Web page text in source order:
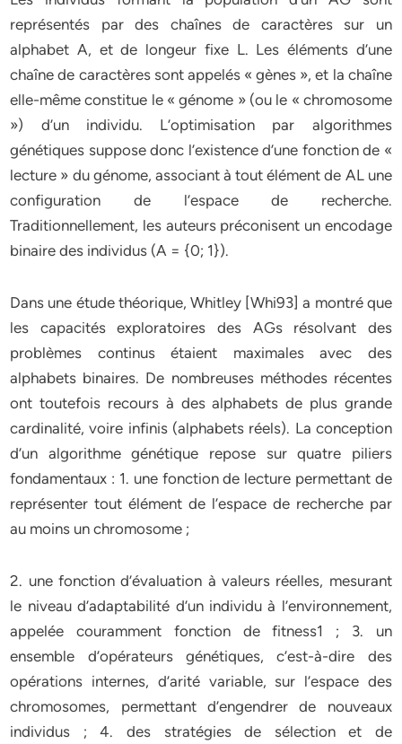
représentés par des chaînes de caractères sur un
alphabet A, et de longeur fixe L. Les éléments d’une
chaîne de caractères sont appelés « gènes », et la chaîne
elle-même constitue le « génome » (ou le « chromosome
») d’un individu. L’optimisation par algorithmes
génétiques suppose donc l’existence d’une fonction de «
lecture » du génome, associant à tout élément de AL une
configuration de l’espace de recherche.
Traditionnellement, les auteurs préconisent un encodage
binaire des individus (A = {0; 1}).
Dans une étude théorique, Whitley [Whi93] a montré que
les capacités exploratoires des AGs résolvant des
problèmes continus étaient maximales avec des
alphabets binaires. De nombreuses méthodes récentes
ont toutefois recours à des alphabets de plus grande
cardinalité, voire infinis (alphabets réels). La conception
d’un algorithme génétique repose sur quatre piliers
fondamentaux : 1. une fonction de lecture permettant de
représenter tout élément de l’espace de recherche par
au moins un chromosome ;
2. une fonction d’évaluation à valeurs réelles, mesurant
le niveau d’adaptabilité d’un individu à l’environnement,
appelée couramment fonction de fitness1 ; 3. un
ensemble d’opérateurs génétiques, c’est-à-dire des
opérations internes, d’arité variable, sur l’espace des
chromosomes, permettant d’engendrer de nouveaux
individus ; 4. des stratégies de sélection et de